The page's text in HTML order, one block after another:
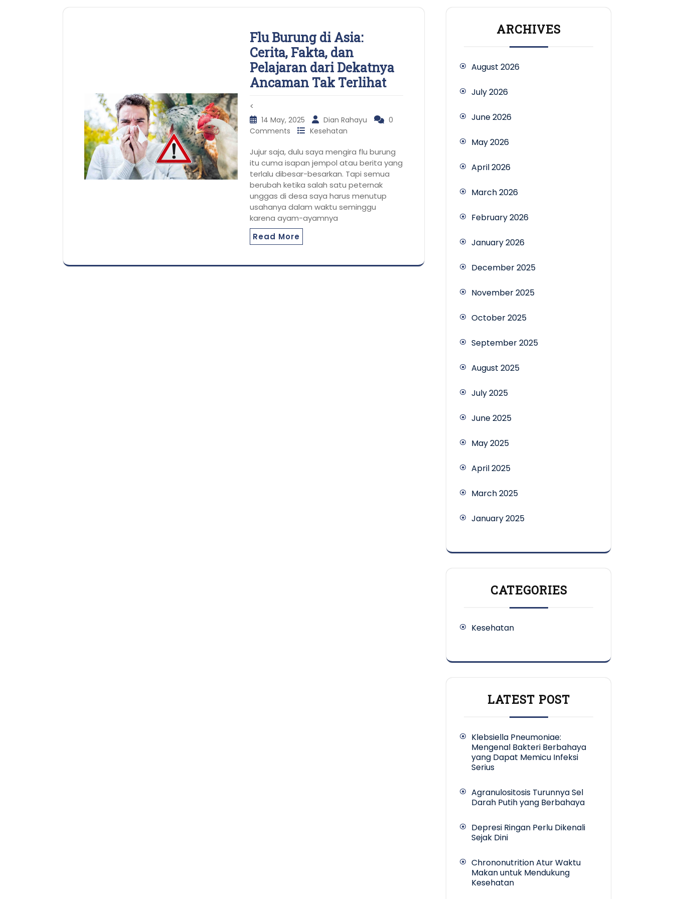
Flu Burung di Asia:
Cerita, Fakta, dan
Pelajaran dari Dekatnya
Ancaman Tak Terlihat
<
14 May, 2025 Dian Rahayu
0
Comments
Kesehatan
Jujur saja, dulu saya mengira flu burung
itu cuma isapan jempol atau berita yang
terlalu dibesar-besarkan. Tapi semua
berubah ketika salah satu peternak
unggas di desa saya harus menutup
usahanya dalam waktu seminggu
karena ayam-ayamnya
Read More
ARCHIVES
August 2026
July 2026
June 2026
May 2026
April 2026
March 2026
February 2026
January 2026
December 2025
November 2025
October 2025
September 2025
August 2025
July 2025
June 2025
May 2025
April 2025
March 2025
January 2025
CATEGORIES
Kesehatan
LATEST POST
Klebsiella Pneumoniae:
Mengenal Bakteri Berbahaya
yang Dapat Memicu Infeksi
Serius
Agranulositosis Turunnya Sel
Darah Putih yang Berbahaya
Depresi Ringan Perlu Dikenali
Sejak Dini
Chrononutrition Atur Waktu
Makan untuk Mendukung
Kesehatan